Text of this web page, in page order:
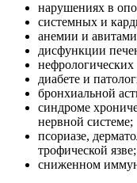
нарушениях в
системных и
анемии и
дисфункции
нефрологических
диабете и
бронхиальной
синдроме
нервной системе;
псориазе,
трофической язве;
сниженном